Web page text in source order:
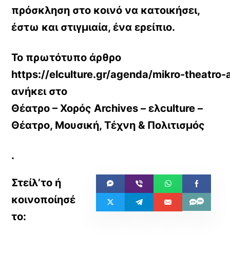
πρόσκληση στο κοινό να κατοικήσει,
έστω και στιγμιαία, ένα ερείπιο.
Το πρωτότυπο άρθρο
https://elculture.gr/agenda/mikro-
ανήκει στο
Θέατρο – Χορός Archives – ελculture –
Θέατρο, Μουσική, Τέχνη & Πολιτισμός
.